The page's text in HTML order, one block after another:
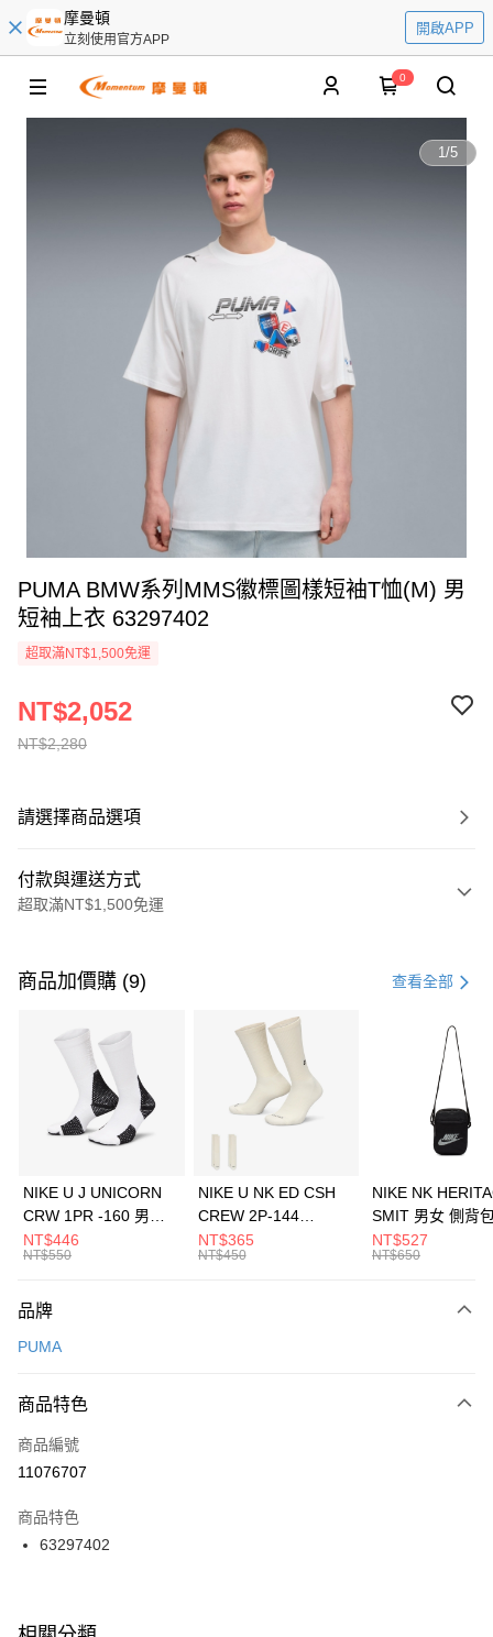
摩曼頓
立刻使用官方APP
開啟APP
0
1/5
PUMA BMW系列MMS徽標圖樣短袖T恤(M) 男
短袖上衣 63297402
超取滿NT$1,500免運
NT$2,280
NT$2,052
請選擇商品選項
付款與運送方式
超取滿NT$1,500免運
信用卡一次付款
3 期 0 利率 每期 21家銀行
合作金庫商業銀行
第一商業銀行
華南商業銀行
彰化商業銀行
上海商業儲蓄銀行
元大商業銀行
台灣樂天信用卡公司
Apple Pay
全盈+PAY
AFTEE先享後付
【關於「AFTEE先享後付」】
便利好安心！
３．安心：先確認商品／服務後，再付款。
【「AFTEE先享後付」結帳流程】
１．於結帳方式選擇「AFTEE先享後付」後，將跳轉至「AFTEE先享後付」
２．訂單成立數日內，您將收到繳費通知簡訊。
３．收到繳費通知簡訊後14天內，點擊此簡訊中的連結，可透過四大超商／
ATM／網路銀行／等多元方式進行付款，方視為交易完成。
※ 交易是否成功請以「AFTEE先享後付 」之結帳頁面顯示為準，若有關於
運送方式
每筆NT$100，滿NT$1,500(含以上)免運費
宅配
每筆NT$100，滿NT$1,500(含以上)免運費
付款後門市自取
每筆NT$100，滿NT$1,500(含以上)免運費
商品加價購 (9) 查看全部
NIKE U J UNICORN
CRW 1PR -160 男女
中統襪 FZ3393100
NT$446
NT$550
NIKE U NK ED CSH
CREW 2P-144
EMBRDY 男女 短統襪
FZ3073133
NT$365
NT$450
NIKE NK
SMIT 男女 側背
BA5871010
NT$527
NT$650
品牌
PUMA
商品特色
商品編號
11076707
商品特色
63297402